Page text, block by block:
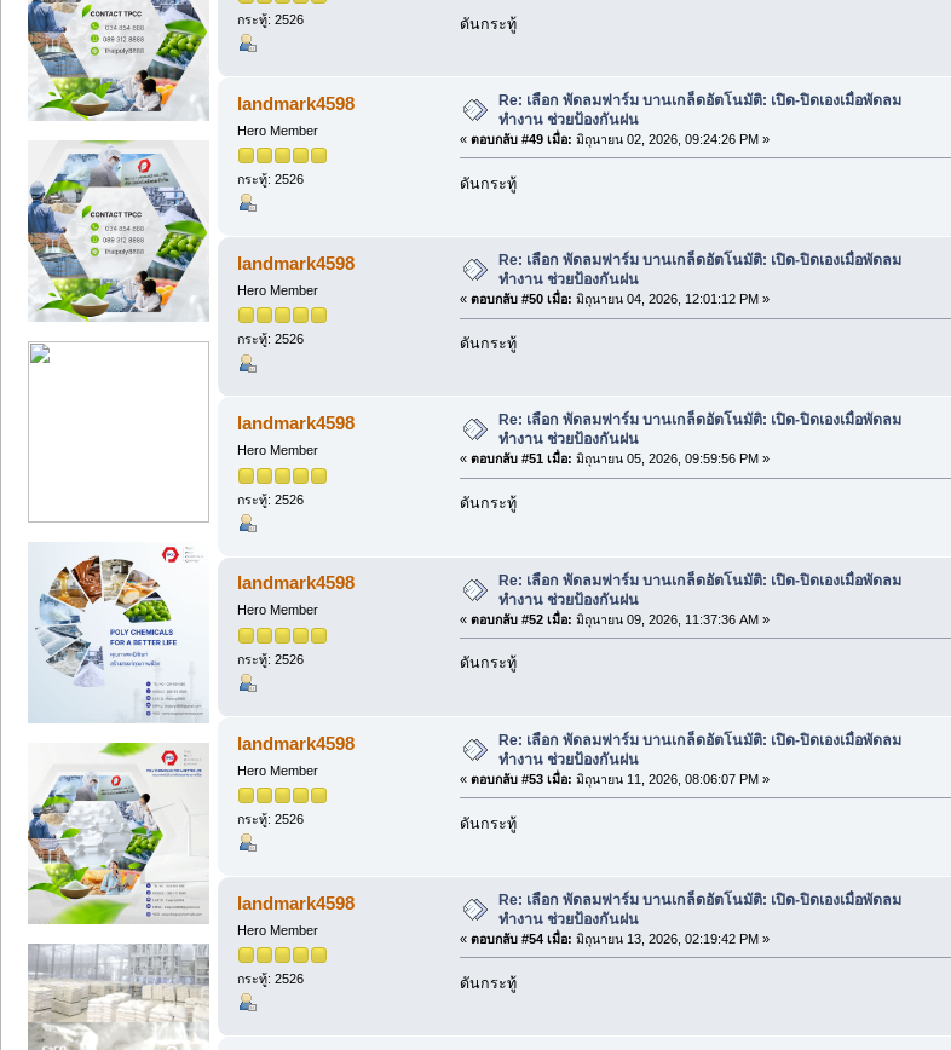
กระทู้: 2526 ดันกระทู้
landmark4598
Hero Member
กระทู้: 2526
Re: เลือก พัดลมฟาร์ม บานเกล็ดอัตโนมัติ: เปิด-ปิดเองเมื่อพัดลม
ทำงาน ช่วยป้องกันฝน
« ตอบกลับ #49 เมื่อ: มิถุนายน 02, 2026, 09:24:26 PM »
ดันกระทู้
landmark4598
Hero Member
กระทู้: 2526
Re: เลือก พัดลมฟาร์ม บานเกล็ดอัตโนมัติ: เปิด-ปิดเองเมื่อพัดลม
ทำงาน ช่วยป้องกันฝน
« ตอบกลับ #50 เมื่อ: มิถุนายน 04, 2026, 12:01:12 PM »
ดันกระทู้
landmark4598
Hero Member
กระทู้: 2526
Re: เลือก พัดลมฟาร์ม บานเกล็ดอัตโนมัติ: เปิด-ปิดเองเมื่อพัดลม
ทำงาน ช่วยป้องกันฝน
« ตอบกลับ #51 เมื่อ: มิถุนายน 05, 2026, 09:59:56 PM »
ดันกระทู้
landmark4598
Hero Member
กระทู้: 2526
Re: เลือก พัดลมฟาร์ม บานเกล็ดอัตโนมัติ: เปิด-ปิดเองเมื่อพัดลม
ทำงาน ช่วยป้องกันฝน
« ตอบกลับ #52 เมื่อ: มิถุนายน 09, 2026, 11:37:36 AM »
ดันกระทู้
landmark4598
Hero Member
กระทู้: 2526
Re: เลือก พัดลมฟาร์ม บานเกล็ดอัตโนมัติ: เปิด-ปิดเองเมื่อพัดลม
ทำงาน ช่วยป้องกันฝน
« ตอบกลับ #53 เมื่อ: มิถุนายน 11, 2026, 08:06:07 PM »
ดันกระทู้
landmark4598
Hero Member
กระทู้: 2526
Re: เลือก พัดลมฟาร์ม บานเกล็ดอัตโนมัติ: เปิด-ปิดเองเมื่อพัดลม
ทำงาน ช่วยป้องกันฝน
« ตอบกลับ #54 เมื่อ: มิถุนายน 13, 2026, 02:19:42 PM »
ดันกระทู้